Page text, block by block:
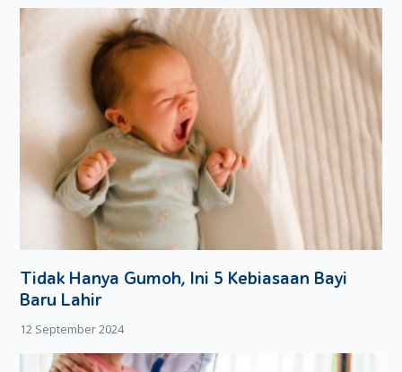
Tidak Hanya Gumoh, Ini 5 Kebiasaan Bayi
Baru Lahir
12 September 2024